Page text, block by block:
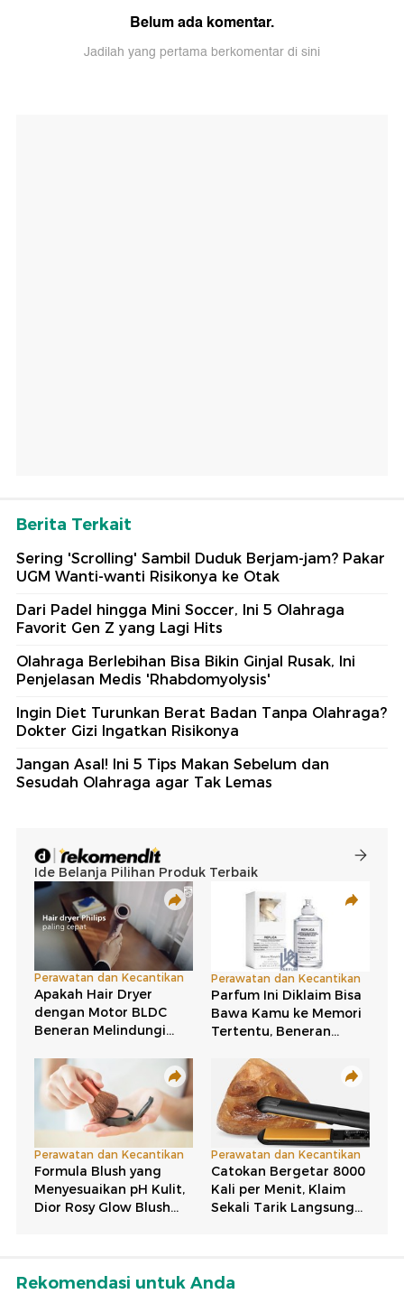
Belum ada komentar.
Jadilah yang pertama berkomentar di sini
Berita Terkait
Sering 'Scrolling' Sambil Duduk Berjam-jam? Pakar
UGM Wanti-wanti Risikonya ke Otak
Dari Padel hingga Mini Soccer, Ini 5 Olahraga
Favorit Gen Z yang Lagi Hits
Olahraga Berlebihan Bisa Bikin Ginjal Rusak, Ini
Penjelasan Medis 'Rhabdomyolysis'
Ingin Diet Turunkan Berat Badan Tanpa Olahraga?
Dokter Gizi Ingatkan Risikonya
Jangan Asal! Ini 5 Tips Makan Sebelum dan
Sesudah Olahraga agar Tak Lemas
Rekomendasi untuk Anda